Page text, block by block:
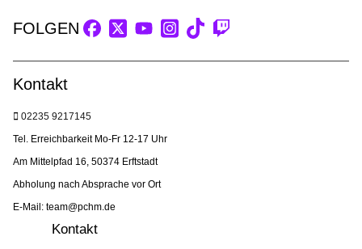
FOLGEN
Kontakt
02235 9217145
Tel. Erreichbarkeit Mo-Fr 12-17 Uhr
Am Mittelpfad 16, 50374 Erftstadt
Abholung nach Absprache vor Ort
E-Mail: team@pchm.de
Kontakt